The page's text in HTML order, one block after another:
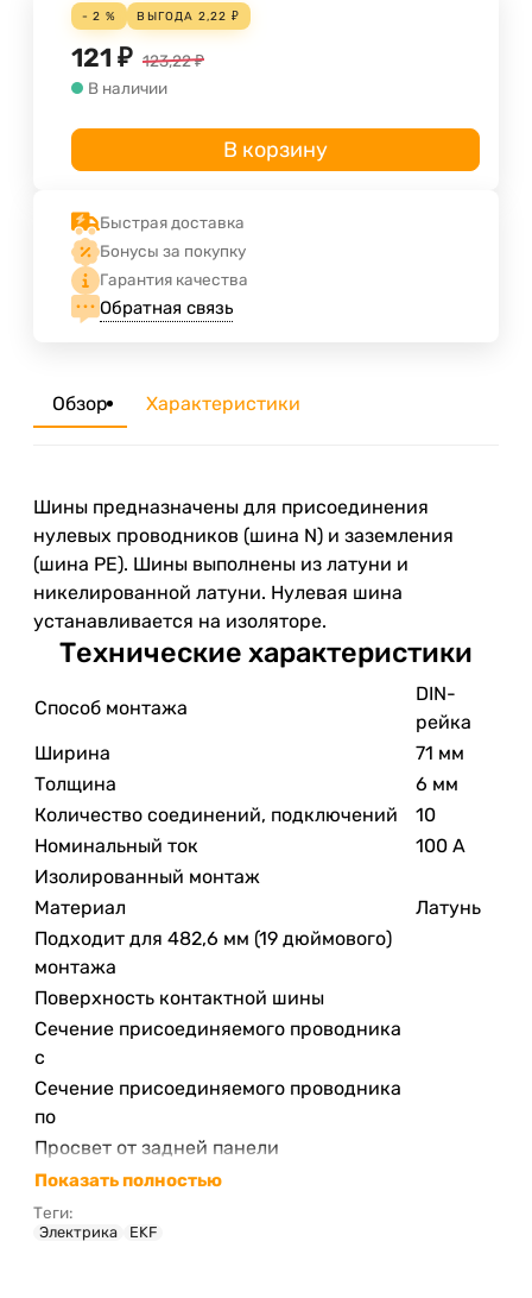
- 2 % ВЫГОДА 2,22 ₽
121 ₽ 123,22₽
В наличии
В корзину
Быстрая доставка
Бонусы за покупку
Гарантия качества
Обратная связь
Обзор Характеристики
Шины предназначены для присоединения
нулевых проводников (шина N) и заземления
(шина PE). Шины выполнены из латуни и
никелированной латуни. Нулевая шина
устанавливается на изоляторе.
Технические характеристики
Способ монтажа
DIN-
рейка
Ширина
71 мм
Толщина
6 мм
Количество соединений, подключений
10
Номинальный ток
100 А
Изолированный монтаж
Материал
Латунь
Подходит для 482,6 мм (19 дюймового)
монтажа
Поверхность контактной шины
Сечение присоединяемого проводника
с
Сечение присоединяемого проводника
по
Просвет от задней панели
Показать полностью
Теги:
Электрика EKF